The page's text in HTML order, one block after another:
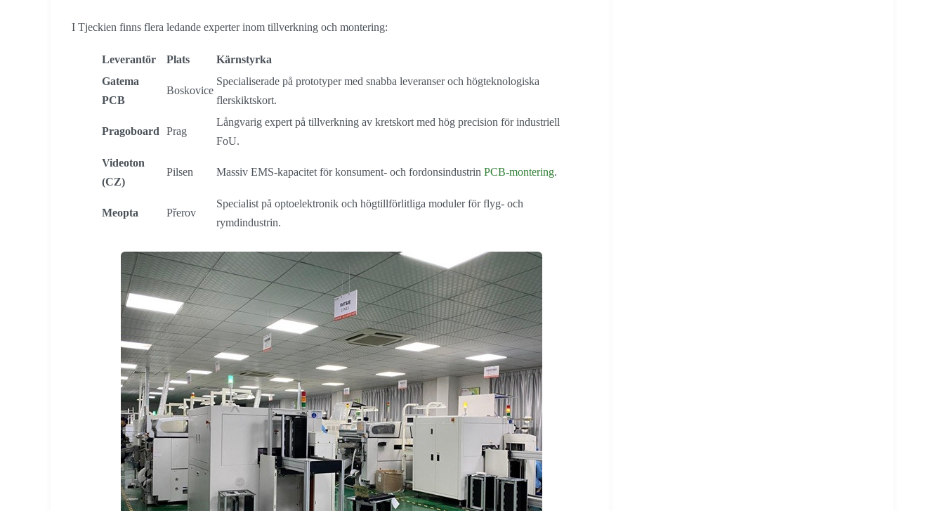
I Tjeckien finns flera ledande experter inom tillverkning och montering:
Leverantör Plats
Kärnstyrka
Gatema
PCB
Boskovice
Specialiserade på prototyper med snabba leveranser och högteknologiska
flerskiktskort.
Pragoboard Prag
Långvarig expert på tillverkning av kretskort med hög precision för industriell
FoU.
Videoton
(CZ)
Pilsen Massiv EMS-kapacitet för konsument- och fordonsindustrin PCB-montering.
Meopta Přerov
Specialist på optoelektronik och högtillförlitliga moduler för flyg- och
rymdindustrin.